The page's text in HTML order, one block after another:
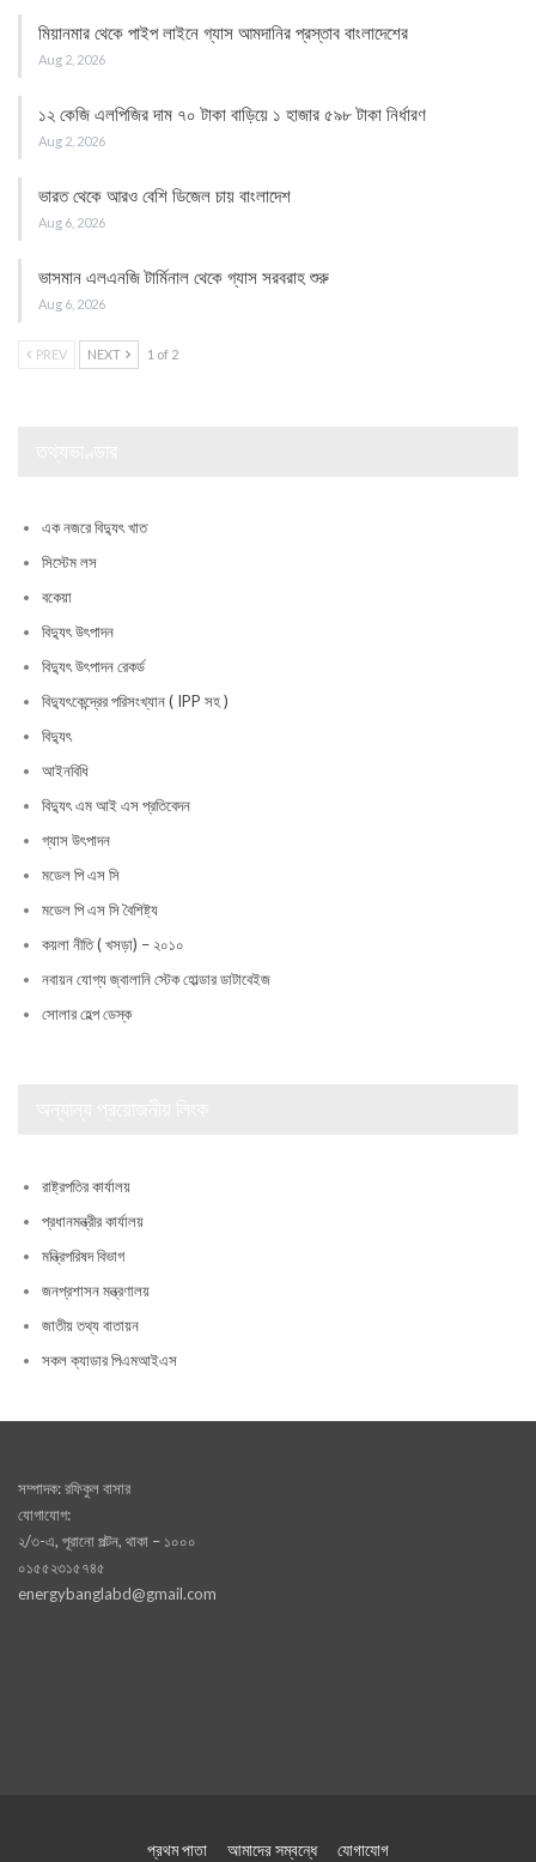
মিয়ানমার থেকে পাইপ লাইনে গ্যাস আমদানির প্রস্তাব বাংলাদেশের
Aug 2, 2026
১২ কেজি এলপিজির দাম ৭০ টাকা বাড়িয়ে ১ হাজার ৫৯৮ টাকা নির্ধারণ
Aug 2, 2026
ভারত থেকে আরও বেশি ডিজেল চায় বাংলাদেশ
Aug 6, 2026
ভাসমান এলএনজি টার্মিনাল থেকে গ্যাস সরবরাহ শুরু
Aug 6, 2026
PREV NEXT 1 of 2
এক নজরে বিদ্যুৎ খাত
সিস্টেম লস
বকেয়া
বিদ্যুৎ উৎপাদন
বিদ্যুৎ উৎপাদন রেকর্ড
বিদ্যুৎকেন্দ্রের পরিসংখ্যান ( IPP সহ )
বিদ্যুৎ
আইনবিধি
বিদ্যুৎ এম আই এস প্রতিবেদন
গ্যাস উৎপাদন
মডেল পি এস সি
মডেল পি এস সি বৈশিষ্ট্য
কয়লা নীতি ( খসড়া) – ২০১০
নবায়ন যোগ্য জ্বালানি স্টেক হোল্ডার ডাটাবেইজ
সোলার হেল্প ডেস্ক
রাষ্ট্রপতির কার্যালয়
প্রধানমন্ত্রীর কার্যালয়
মন্ত্রিপরিষদ বিভাগ
জনপ্রশাসন মন্ত্রণালয়
জাতীয় তথ্য বাতায়ন
সকল ক্যাডার পিএমআইএস
সম্পাদক: রফিকুল বাসার
যোগাযোগ:
২/৩-এ, পূরানো পল্টন, থাকা – ১০০০
০১৫৫২৩১৫৭৪৫
energybanglabd@gmail.com
প্রথম পাতা আমাদের সম্বন্ধে যোগাযোগ